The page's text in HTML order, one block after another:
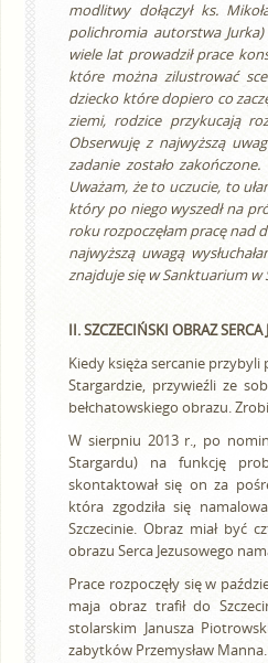
modlitwy dołączył ks.
polichromia autorstwa
wiele lat prowadził prace
które można zilustrować
dziecko które dopiero co
ziemi, rodzice przykucają
Obserwuję z najwyższą
zadanie zostało
Uważam, że to uczucie, to
który po niego wyszedł na
roku rozpoczęłam pracę nad
najwyższą uwagą
znajduje się w Sanktuarium w
II. SZCZECIŃSKI OBRAZ SERCA
Kiedy księża sercanie przybyli
Stargardzie, przywieźli ze
bełchatowskiego obrazu.
W sierpniu 2013 r., po
Stargardu) na funkcję
skontaktował się on za
która zgodziła się
Szczecinie. Obraz miał być
obrazu Serca Jezusowego
Prace rozpoczęły się w
maja obraz trafił do
stolarskim Janusza
zabytków Przemysław Manna.